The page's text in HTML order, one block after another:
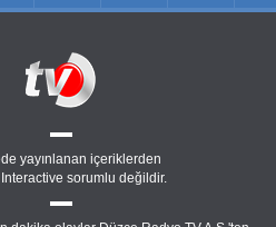
yayınlanan içeriklerden
sorumlu değildir.